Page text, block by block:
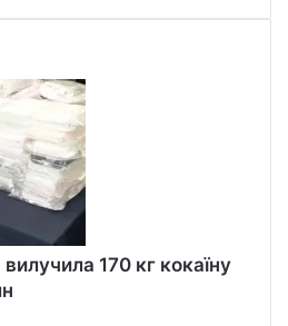
вилучила 170 кг кокаїну